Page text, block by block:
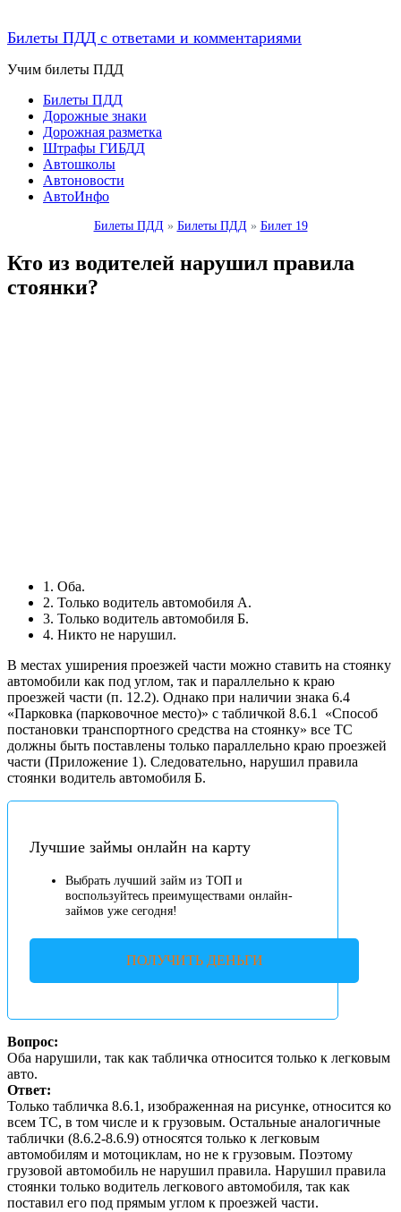
Билеты ПДД с ответами и комментариями
Учим билеты ПДД
Билеты ПДД
Дорожные знаки
Дорожная разметка
Штрафы ГИБДД
Автошколы
Автоновости
АвтоИнфо
Билеты ПДД » Билеты ПДД » Билет 19
Кто из водителей нарушил правила
стоянки?
1. Оба.
2. Только водитель автомобиля А.
3. Только водитель автомобиля Б.
4. Никто не нарушил.
В местах уширения проезжей части можно ставить на стоянку
автомобили как под углом, так и параллельно к краю
проезжей части (п. 12.2). Однако при наличии знака 6.4
«Парковка (парковочное место)» с табличкой 8.6.1
«Способ
постановки транспортного средства на стоянку» все ТС
должны быть поставлены только параллельно краю проезжей
части (Приложение 1). Следовательно, нарушил правила
стоянки водитель автомобиля Б.
Лучшие займы онлайн на карту
Выбрать лучший займ из ТОП и
воспользуйтесь преимуществами онлайн-
займов уже сегодня!
ПОЛУЧИТЬ ДЕНЬГИ
Вопрос:
Оба нарушили, так как табличка относится только к легковым
авто.
Ответ:
Только табличка 8.6.1, изображенная на рисунке, относится ко
всем ТС, в том числе и к грузовым. Остальные аналогичные
таблички (8.6.2-8.6.9) относятся только к легковым
автомобилям и мотоциклам, но не к грузовым. Поэтому
грузовой автомобиль не нарушил правила. Нарушил правила
стоянки только водитель легкового автомобиля, так как
поставил его под прямым углом к проезжей части.